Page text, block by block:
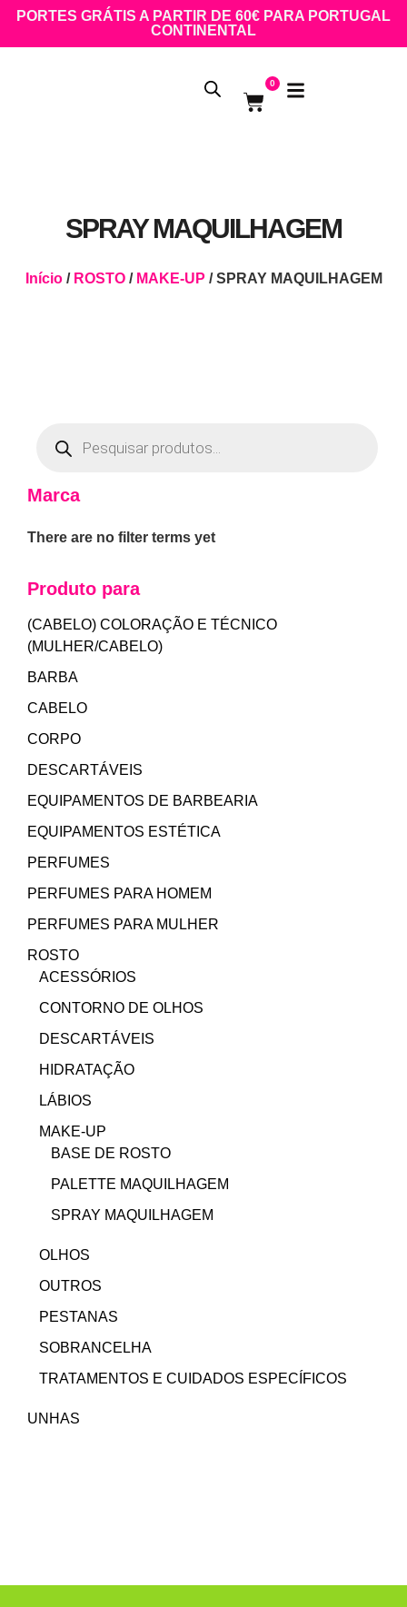
PORTES GRÁTIS A PARTIR DE 60€ PARA PORTUGAL
CONTINENTAL
0
SPRAY MAQUILHAGEM
Início/ ROSTO/ MAKE-UP / SPRAY MAQUILHAGEM
Marca
There are no filter terms yet
Produto para
(CABELO) COLORAÇÃO E TÉCNICO
(MULHER/CABELO)
BARBA
CABELO
CORPO
DESCARTÁVEIS
EQUIPAMENTOS DE BARBEARIA
EQUIPAMENTOS ESTÉTICA
PERFUMES
PERFUMES PARA HOMEM
PERFUMES PARA MULHER
ROSTO
ACESSÓRIOS
CONTORNO DE OLHOS
DESCARTÁVEIS
HIDRATAÇÃO
LÁBIOS
MAKE-UP
BASE DE ROSTO
PALETTE MAQUILHAGEM
SPRAY MAQUILHAGEM
OLHOS
OUTROS
PESTANAS
SOBRANCELHA
TRATAMENTOS E CUIDADOS ESPECÍFICOS
UNHAS